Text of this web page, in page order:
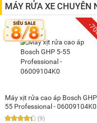
MÁY RỬA XE CHUYÊN
-
Máy xịt rửa cao áp Bosch
55 Professional - 06009104K0
(9)